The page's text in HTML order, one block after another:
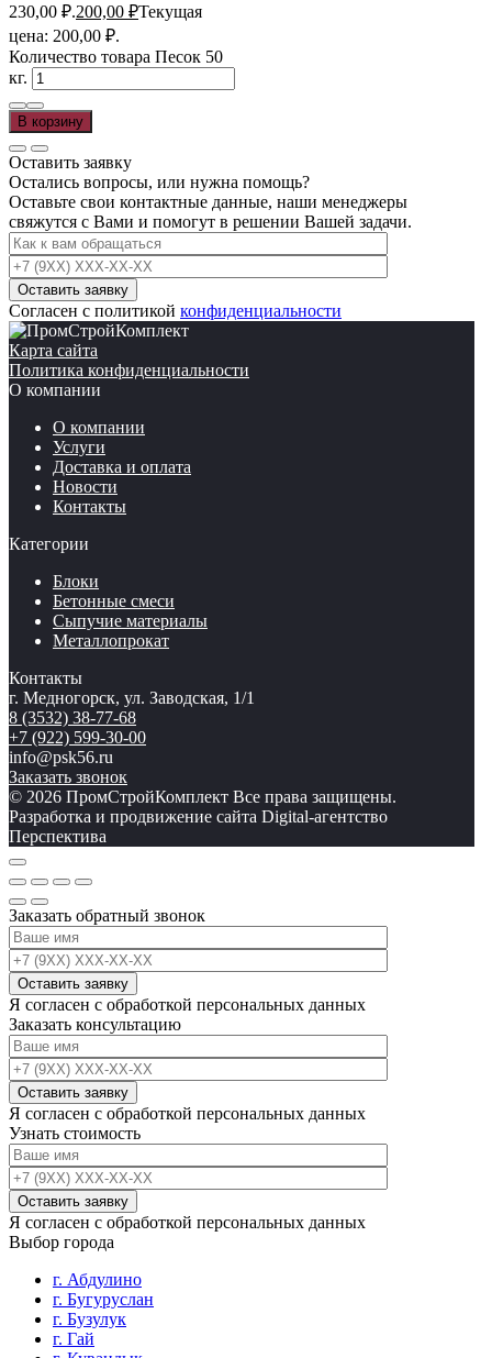
230,00 ₽.200,00 ₽Текущая
цена: 200,00 ₽.
Количество товара Песок 50
кг.
В корзину
Оставить заявку
Остались вопросы, или нужна помощь?
Оставьте свои контактные данные, наши менеджеры
свяжутся с Вами и помогут в решении Вашей задачи.
Согласен с политикой конфиденциальности
Карта сайта
Политика конфиденциальности
О компании
О компании
Услуги
Доставка и оплата
Новости
Контакты
Категории
Блоки
Бетонные смеси
Сыпучие материалы
Металлопрокат
Контакты
г. Медногорск, ул. Заводская, 1/1
8 (3532) 38-77-68
+7 (922) 599-30-00
info@psk56.ru
Заказать звонок
© 2026 ПромСтройКомплект Все права защищены.
Разработка и продвижение сайта Digital-агентство
Перспектива
Заказать обратный звонок
Я согласен с обработкой персональных данных
Заказать консультацию
Я согласен с обработкой персональных данных
Узнать стоимость
Я согласен с обработкой персональных данных
Выбор города
г. Абдулино
г. Бугуруслан
г. Бузулук
г. Гай